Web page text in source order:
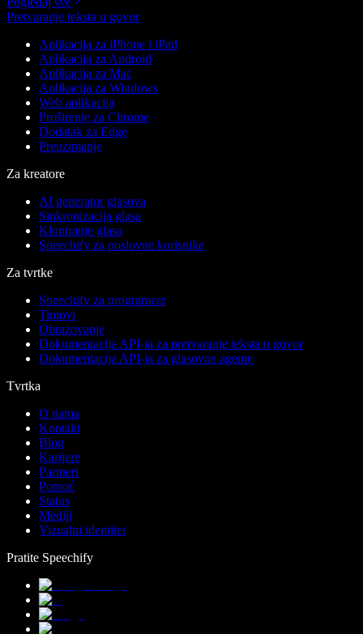
Pretvaranje teksta u govor
Aplikacija za iPhone i iPad
Aplikacija za Android
Aplikacija za Mac
Aplikacija za Windows
Web aplikacija
Proširenje za Chrome
Dodatak za Edge
Preuzimanje
Za kreatore
AI generator glasova
Sinkronizacija glasa
Kloniranje glasa
Speechify za poslovne korisnike
Za tvrtke
Speechify za programere
Timovi
Obrazovanje
Dokumentacija API-ja za pretvaranje teksta u govor
Dokumentacija API-ja za glasovne agente
Tvrtka
O nama
Kontakt
Blog
Karijere
Partneri
Pomoć
Status
Mediji
Vizualni identitet
Pratite Speechify